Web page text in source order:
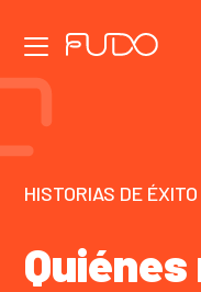
Precios
Vendedor IA
HISTORIAS DE ÉXITO